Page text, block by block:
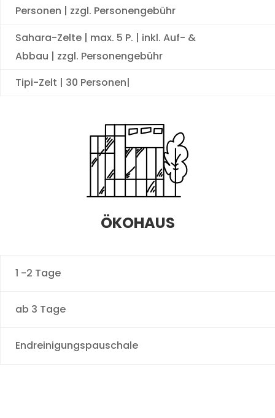
Personen | zzgl. Personengebühr
Sahara-Zelte | max. 5 P. | inkl. Auf- &
Abbau | zzgl. Personengebühr
Tipi-Zelt | 30 Personen|
ÖKOHAUS
1 -2 Tage
ab 3 Tage
Endreinigungspauschale